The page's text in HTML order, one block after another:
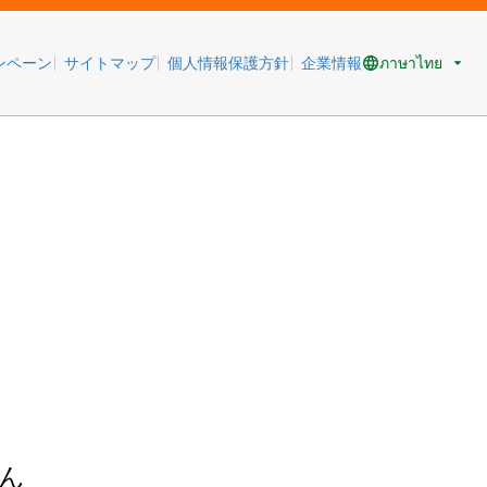
ペーン サイトマップ 個人情報保護方針 企業情報 ภาษาไทย